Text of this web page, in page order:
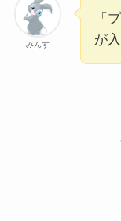
みんす
「
が